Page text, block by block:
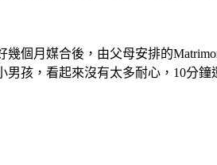
個月媒合後，由父母安排的
男孩，看起來沒有太多耐心，10分